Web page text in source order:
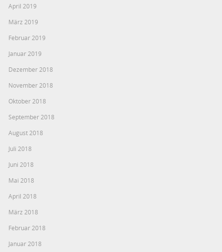
April 2019
März 2019
Februar 2019
Januar 2019
Dezember 2018
November 2018
Oktober 2018
September 2018
August 2018
Juli 2018
Juni 2018
Mai 2018
April 2018
März 2018
Februar 2018
Januar 2018